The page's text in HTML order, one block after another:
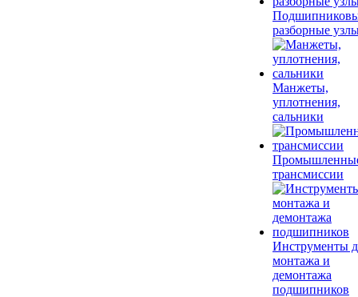
разборные
Манжеты,
уплотнения,
сальники
трансмиссии
Инструменты
монтажа и
демонтажа
подшипников